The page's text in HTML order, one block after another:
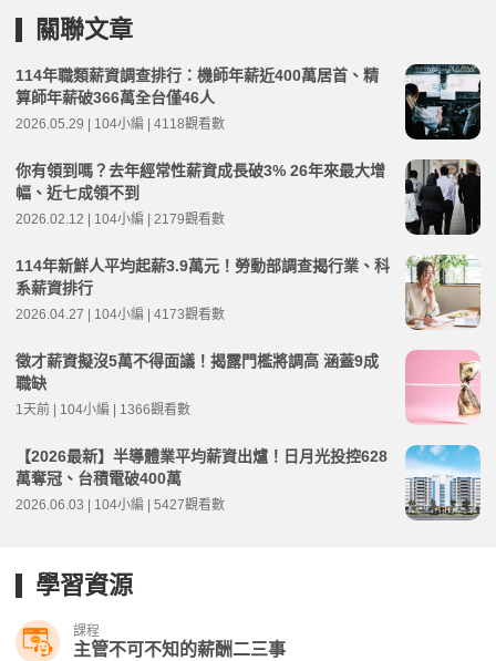
關聯文章
114年職類薪資調查排行：機師年薪近400萬居首、精
算師年薪破366萬全台僅46人
2026.05.29 | 104小編 | 4118觀看數
你有領到嗎？去年經常性薪資成長破3% 26年來最大增
幅、近七成領不到
2026.02.12 | 104小編 | 2179觀看數
114年新鮮人平均起薪3.9萬元！勞動部調查揭行業、科
系薪資排行
2026.04.27 | 104小編 | 4173觀看數
徵才薪資擬沒5萬不得面議！揭露門檻將調高 涵蓋9成
職缺
1天前 | 104小編 | 1366觀看數
【2026最新】半導體業平均薪資出爐！日月光投控628
萬奪冠、台積電破400萬
2026.06.03 | 104小編 | 5427觀看數
學習資源
課程
主管不可不知的薪酬二三事